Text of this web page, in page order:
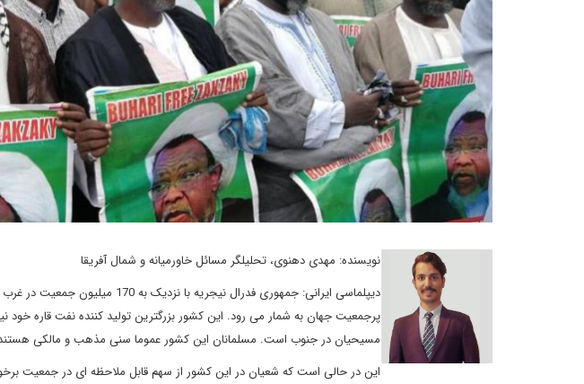
نویسنده: مهدی دهنوی، تحلیلگر مسائل خاورمیانه و شمال آفریقا
دیپلماسی ایرانی: جمهوری فدرال
پرجمعیت جهان به شمار می رود. این کشور بزرگترین تولید کننده نفت قاره
مسیحیان در جنوب است. مسلمانان این کشور عموما سنی مذهب و مالکی
این در حالی است که شعیان در این کشور از سهم قابل ملاحظه ای در جمعیت